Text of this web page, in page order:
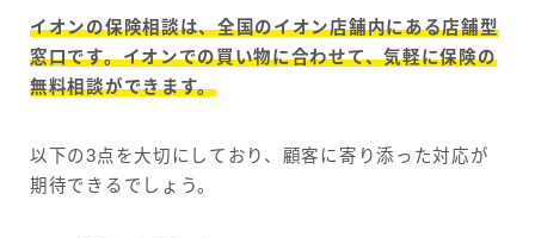
イオンの保険相談は、全国のイオン店舗内にある店舗型
窓口です。イオンでの買い物に合わせて、気軽に保険の
無料相談ができます。
以下の3点を大切にしており、顧客に寄り添った対応が
期待できるでしょう。